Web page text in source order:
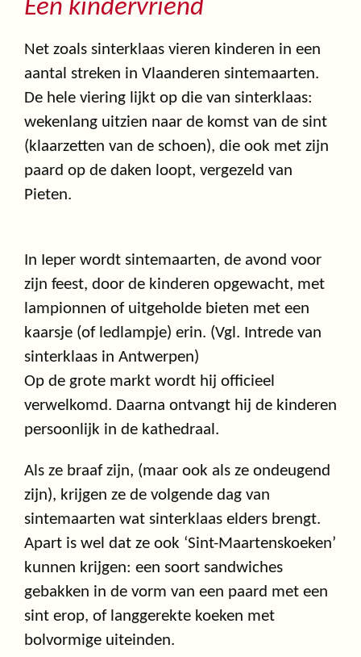
Een kindervriend
Net zoals sinterklaas vieren kinderen in een
aantal streken in Vlaanderen sintemaarten.
De hele viering lijkt op die van sinterklaas:
wekenlang uitzien naar de komst van de sint
(klaarzetten van de schoen), die ook met zijn
paard op de daken loopt, vergezeld van
Pieten.
In Ieper wordt sintemaarten, de avond voor
zijn feest, door de kinderen opgewacht, met
lampionnen of uitgeholde bieten met een
kaarsje (of ledlampje) erin. (Vgl. Intrede van
sinterklaas in Antwerpen)
Op de grote markt wordt hij officieel
verwelkomd. Daarna ontvangt hij de kinderen
persoonlijk in de kathedraal.
Als ze braaf zijn, (maar ook als ze ondeugend
zijn), krijgen ze de volgende dag van
sintemaarten wat sinterklaas elders brengt.
Apart is wel dat ze ook ‘Sint-Maartenskoeken’
kunnen krijgen: een soort sandwiches
gebakken in de vorm van een paard met een
sint erop, of langgerekte koeken met
bolvormige uiteinden.